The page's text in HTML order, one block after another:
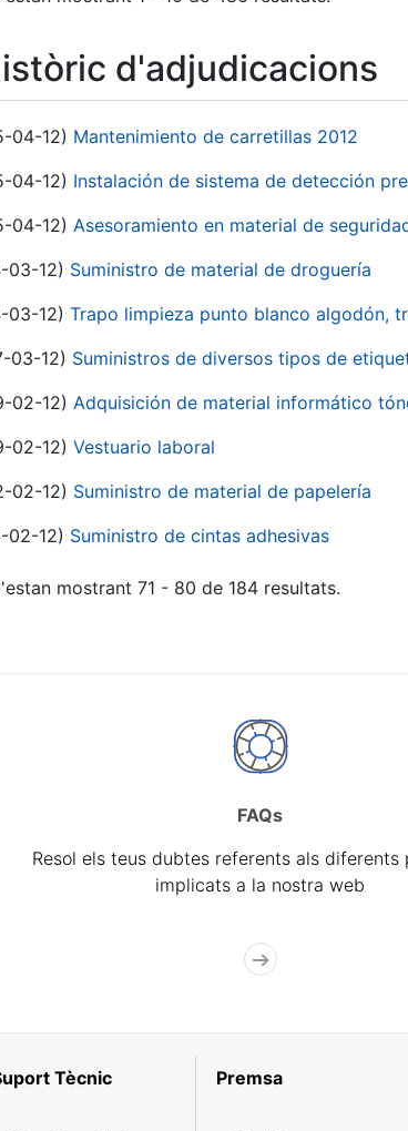
d'adjudicacions
04-12) Mantenimiento de carretillas 2012
04-12) Instalación de sistema de detección
04-12) Asesoramiento en material de
03-12) Suministro de material de droguería
03-12) Trapo limpieza punto blanco algodón,
03-12) Suministros de diversos tipos de
02-12) Adquisición de material informático
02-12) Vestuario laboral
02-12) Suministro de material de papelería
02-12) Suministro de cintas adhesivas
mostrant 71 - 80 de 184 resultats.
FAQs
Resol els teus dubtes referents als diferents
implicats a la nostra web
Tècnic Premsa